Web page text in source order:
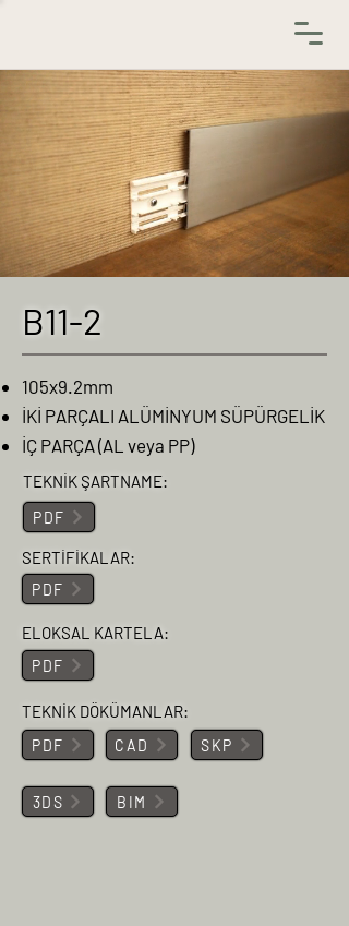
B11-2
105x9.2mm
İKİ PARÇALI ALÜMİNYUM SÜPÜRGELİK
İÇ PARÇA (AL veya PP)
TEKNİK ŞARTNAME:
PDF
SERTİFİKALAR:
PDF
ELOKSAL KARTELA:
PDF
TEKNİK DÖKÜMANLAR:
PDF CAD SKP
3DS BIM